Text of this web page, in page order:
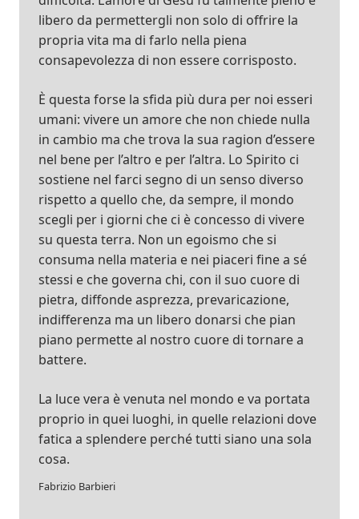
libero da permettergli non solo di offrire la
propria vita ma di farlo nella piena
consapevolezza di non essere corrisposto.
È questa forse la sfida più dura per noi esseri
umani: vivere un amore che non chiede nulla
in cambio ma che trova la sua ragion d’essere
nel bene per l’altro e per l’altra. Lo Spirito ci
sostiene nel farci segno di un senso diverso
rispetto a quello che, da sempre, il mondo
scegli per i giorni che ci è concesso di vivere
su questa terra. Non un egoismo che si
consuma nella materia e nei piaceri fine a sé
stessi e che governa chi, con il suo cuore di
pietra, diffonde asprezza, prevaricazione,
indifferenza ma un libero donarsi che pian
piano permette al nostro cuore di tornare a
battere.
La luce vera è venuta nel mondo e va portata
proprio in quei luoghi, in quelle relazioni dove
fatica a splendere perché tutti siano una sola
cosa.
Fabrizio Barbieri